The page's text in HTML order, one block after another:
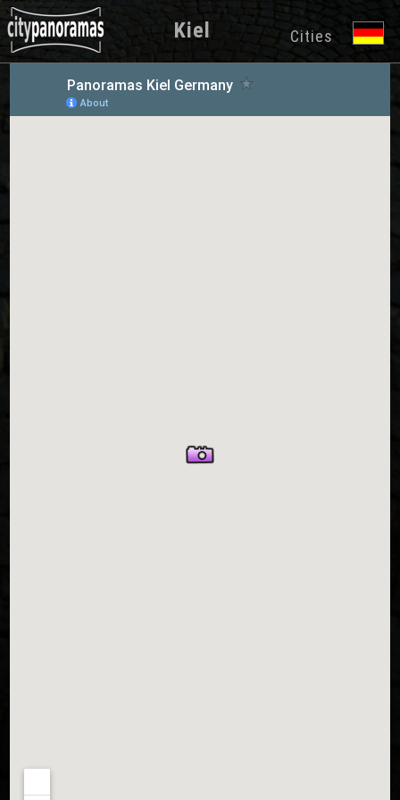
Kiel Cities